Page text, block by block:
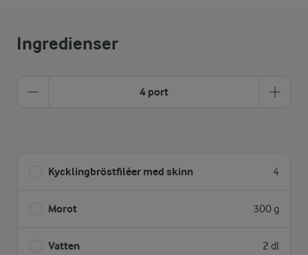
Ingredienser
4 port
Kycklingbröstfiléer med skinn 4
Morot 300 g
Vatten 2 dl